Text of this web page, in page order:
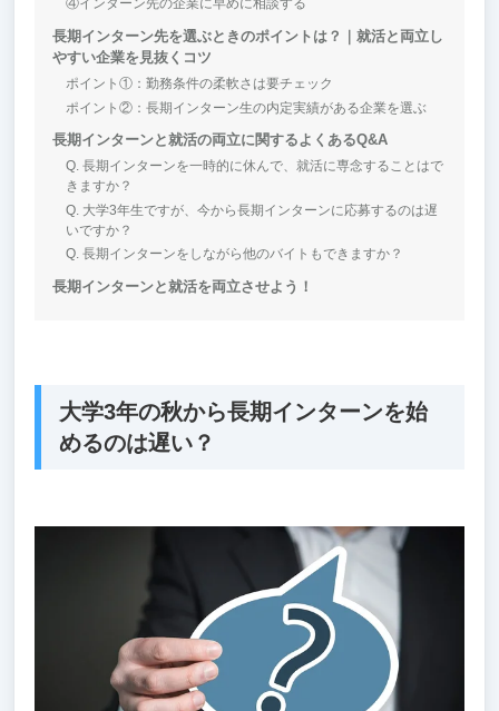
④インターン先の企業に早めに相談する
長期インターン先を選ぶときのポイントは？｜就活と両立し
やすい企業を見抜くコツ
ポイント①：勤務条件の柔軟さは要チェック
ポイント②：長期インターン生の内定実績がある企業を選ぶ
長期インターンと就活の両立に関するよくあるQ&A
Q. 長期インターンを一時的に休んで、就活に専念することはで
きますか？
Q. 大学3年生ですが、今から長期インターンに応募するのは遅
いですか？
Q. 長期インターンをしながら他のバイトもできますか？
長期インターンと就活を両立させよう！
大学3年の秋から長期インターンを始
めるのは遅い？